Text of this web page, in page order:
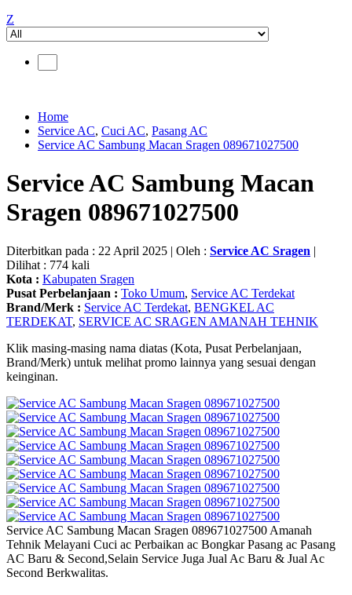
Z
Home
Service AC, Cuci AC, Pasang AC
Service AC Sambung Macan Sragen 089671027500
Service AC Sambung Macan
Sragen 089671027500
Diterbitkan pada : 22 April 2025 | Oleh : Service AC Sragen |
Dilihat : 774 kali
Kota : Kabupaten Sragen
Pusat Perbelanjaan : Toko Umum, Service AC Terdekat
Brand/Merk : Service AC Terdekat, BENGKEL AC
TERDEKAT, SERVICE AC SRAGEN AMANAH TEHNIK
Klik masing-masing nama diatas (Kota, Pusat Perbelanjaan,
Brand/Merk) untuk melihat promo lainnya yang sesuai dengan
keinginan.
Service AC Sambung Macan Sragen 089671027500 Amanah
Tehnik Melayani Cuci ac Perbaikan ac Bongkar Pasang ac Pasang
AC Baru & Second,Selain Service Juga Jual Ac Baru & Jual Ac
Second Berkwalitas.